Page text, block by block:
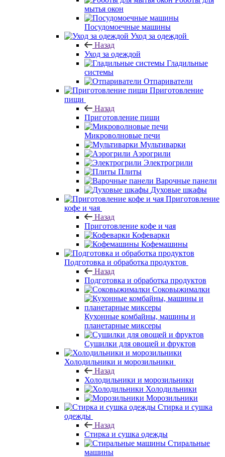
мытья окон
Посудомоечные машины
Уход за одеждой
Назад
Уход за одеждой
Гладильные
системы
Отпариватели
Приготовление
пищи
Назад
Приготовление пищи
Микроволновые печи
Мультиварки
Аэрогрили
Электрогрили
Плиты
Варочные панели
Духовые шкафы
Приготовление
кофе и чая
Назад
Приготовление кофе и чая
Кофеварки
Кофемашины
Подготовка и обработка продуктов
Назад
Подготовка и обработка продуктов
Соковыжималки
Кухонные комбайны, машины и
планетарные миксеры
Сушилки для овощей и фруктов
Холодильники и морозильники
Назад
Холодильники и морозильники
Холодильники
Морозильники
Стирка и сушка
одежды
Назад
Стирка и сушка одежды
Стиральные
машины